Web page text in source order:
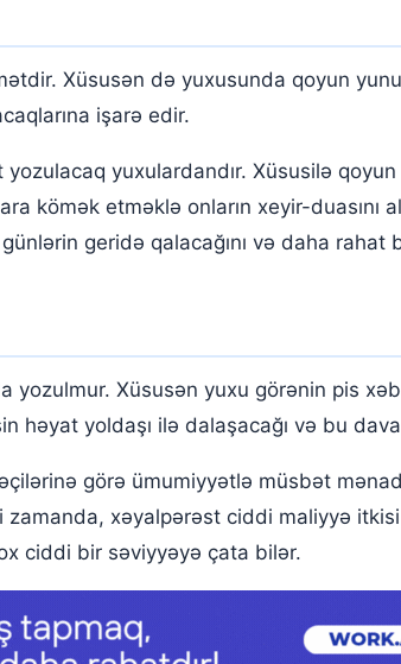
Xüsusən də yuxusunda qoyun
işarə edir.
yuxulardandır. Xüsusilə
kömək etməklə onların xeyir-
günlərin geridə qalacağını və daha rahat
yozulmur. Xüsusən yuxu görənin pis
həyat yoldaşı ilə dalaşacağı və bu
görə ümumiyyətlə müsbət
zamanda, xəyalpərəst ciddi maliyyə
ciddi bir səviyyəyə çata bilər.